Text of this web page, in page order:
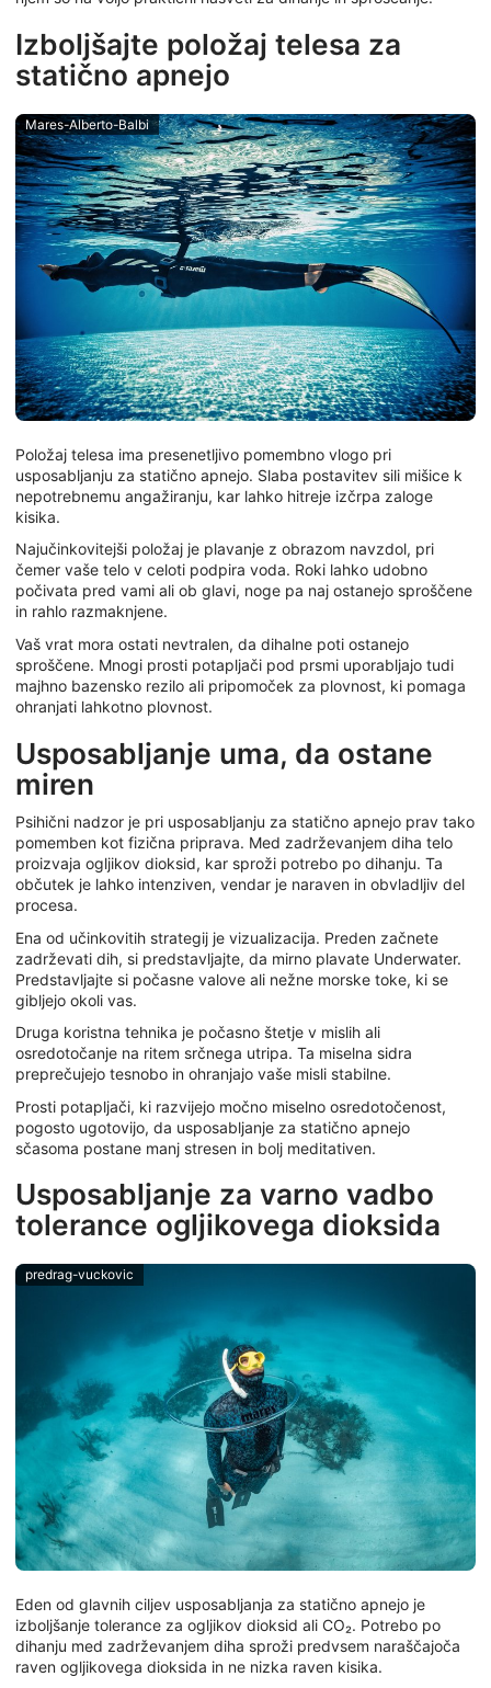
Izboljšajte položaj telesa za
statično apnejo
Mares-Alberto-Balbi
Položaj telesa ima presenetljivo pomembno vlogo pri
usposabljanju za statično apnejo. Slaba postavitev sili mišice k
nepotrebnemu angažiranju, kar lahko hitreje izčrpa zaloge
kisika.
Najučinkovitejši položaj je plavanje z obrazom navzdol, pri
čemer vaše telo v celoti podpira voda. Roki lahko udobno
počivata pred vami ali ob glavi, noge pa naj ostanejo sproščene
in rahlo razmaknjene.
Vaš vrat mora ostati nevtralen, da dihalne poti ostanejo
sproščene. Mnogi prosti potapljači pod prsmi uporabljajo tudi
majhno bazensko rezilo ali pripomoček za plovnost, ki pomaga
ohranjati lahkotno plovnost.
Usposabljanje uma, da ostane
miren
Psihični nadzor je pri usposabljanju za statično apnejo prav tako
pomemben kot fizična priprava. Med zadrževanjem diha telo
proizvaja ogljikov dioksid, kar sproži potrebo po dihanju. Ta
občutek je lahko intenziven, vendar je naraven in obvladljiv del
procesa.
Ena od učinkovitih strategij je vizualizacija. Preden začnete
zadrževati dih, si predstavljajte, da mirno plavate Underwater.
Predstavljajte si počasne valove ali nežne morske toke, ki se
gibljejo okoli vas.
Druga koristna tehnika je počasno štetje v mislih ali
osredotočanje na ritem srčnega utripa. Ta miselna sidra
preprečujejo tesnobo in ohranjajo vaše misli stabilne.
Prosti potapljači, ki razvijejo močno miselno osredotočenost,
pogosto ugotovijo, da usposabljanje za statično apnejo
sčasoma postane manj stresen in bolj meditativen.
Usposabljanje za varno vadbo
tolerance ogljikovega dioksida
predrag-vuckovic
Eden od glavnih ciljev usposabljanja za statično apnejo je
izboljšanje tolerance za ogljikov dioksid ali CO₂. Potrebo po
dihanju med zadrževanjem diha sproži predvsem naraščajoča
raven ogljikovega dioksida in ne nizka raven kisika.